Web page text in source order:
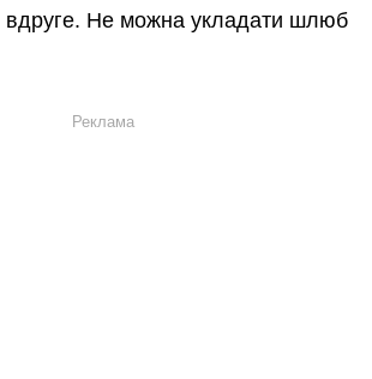
вдруге. Не можна укладати шлюб
Реклама